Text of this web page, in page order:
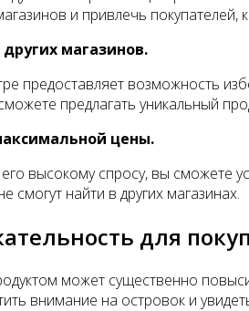
и привлечь
магазинов.
предоставляет возможность
предлагать уникальный
цены.
его высокому спросу, вы
смогут найти в других магазинах.
для
может существенно
внимание на островок и